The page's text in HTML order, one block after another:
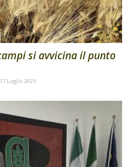
si avvicina il punto
17 Luglio 2025